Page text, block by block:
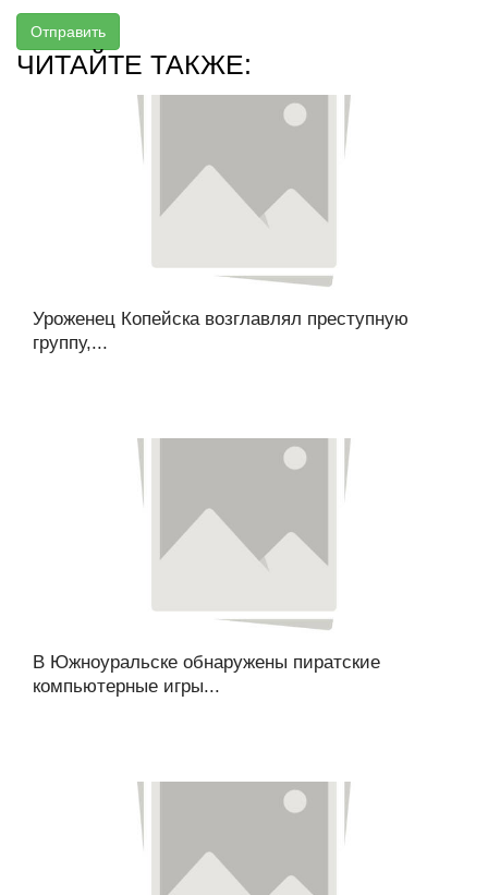
Отправить
ЧИТАЙТЕ ТАКЖЕ:
Уроженец Копейска возглавлял преступную
группу,...
В Южноуральске обнаружены пиратские
компьютерные игры...